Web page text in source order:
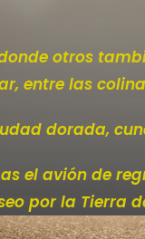
otros
entre las
dorada,
el avión de
por la Tierra